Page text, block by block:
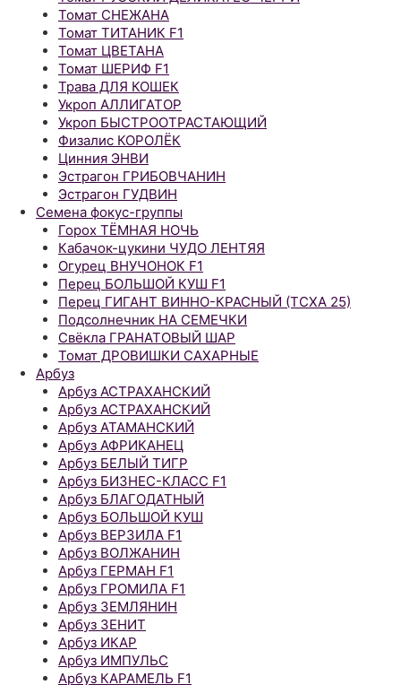
Томат СНЕЖАНА
Томат ТИТАНИК F1
Томат ЦВЕТАНА
Томат ШЕРИФ F1
Трава ДЛЯ КОШЕК
Укроп АЛЛИГАТОР
Укроп БЫСТРООТРАСТАЮЩИЙ
Физалис КОРОЛЁК
Цинния ЭНВИ
Эстрагон ГРИБОВЧАНИН
Эстрагон ГУДВИН
Семена фокус-группы
Горох ТЁМНАЯ НОЧЬ
Кабачок-цукини ЧУДО ЛЕНТЯЯ
Огурец ВНУЧОНОК F1
Перец БОЛЬШОЙ КУШ F1
Перец ГИГАНТ ВИННО-КРАСНЫЙ (ТСХА 25)
Подсолнечник НА СЕМЕЧКИ
Свёкла ГРАНАТОВЫЙ ШАР
Томат ДРОВИШКИ САХАРНЫЕ
Арбуз
Арбуз АСТРАХАНСКИЙ
Арбуз АСТРАХАНСКИЙ
Арбуз АТАМАНСКИЙ
Арбуз АФРИКАНЕЦ
Арбуз БЕЛЫЙ ТИГР
Арбуз БИЗНЕС-КЛАСС F1
Арбуз БЛАГОДАТНЫЙ
Арбуз БОЛЬШОЙ КУШ
Арбуз ВЕРЗИЛА F1
Арбуз ВОЛЖАНИН
Арбуз ГЕРМАН F1
Арбуз ГРОМИЛА F1
Арбуз ЗЕМЛЯНИН
Арбуз ЗЕНИТ
Арбуз ИКАР
Арбуз ИМПУЛЬС
Арбуз КАРАМЕЛЬ F1